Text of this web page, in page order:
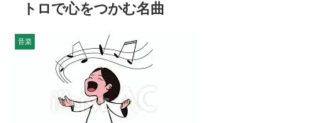
トロで心をつかむ名曲
音楽